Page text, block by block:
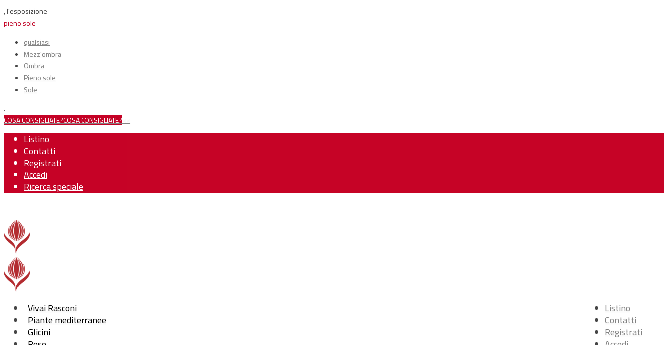
, l'esposizione
pieno sole
qualsiasi
Mezz'ombra
Ombra
Pieno sole
Sole
.
COSA CONSIGLIATE?COSA CONSIGLIATE?
Listino
Contatti
Registrati
Accedi
Ricerca speciale
Listino
Contatti
Registrati
Vivai Rasconi
Piante mediterranee
Glicini